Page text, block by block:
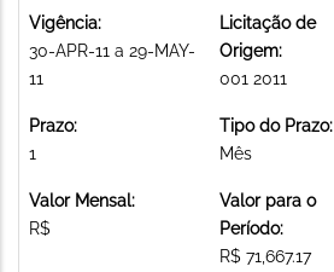
Vigência:
30-APR-11 a 29-MAY-
11
Licitação de
Origem:
001 2011
Prazo:
1
Tipo do Prazo:
Mês
Valor Mensal:
R$
Valor para o
Período:
R$ 71,667.17